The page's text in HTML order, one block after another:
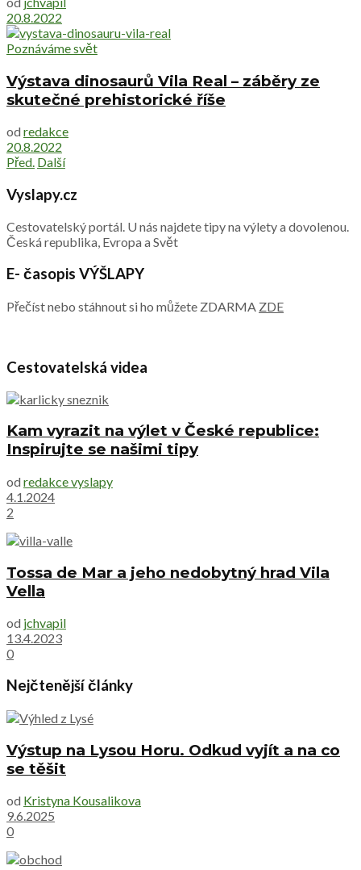
20.8.2022
Poznáváme svět
Výstava dinosaurů Vila Real – záběry ze
skutečné prehistorické říše
od redakce
20.8.2022
Před. Další
Vyslapy.cz
Cestovatelský portál. U nás najdete tipy na výlety a dovolenou.
Česká republika, Evropa a Svět
E- časopis VÝŠLAPY
Přečíst nebo stáhnout si ho můžete ZDARMA ZDE
Cestovatelská videa
Kam vyrazit na výlet v České republice:
Inspirujte se našimi tipy
od redakce vyslapy
4.1.2024
2
Tossa de Mar a jeho nedobytný hrad Vila
Vella
od jchvapil
13.4.2023
0
Nejčtenější články
Výstup na Lysou Horu. Odkud vyjít a na co
se těšit
od Kristyna Kousalikova
9.6.2025
0